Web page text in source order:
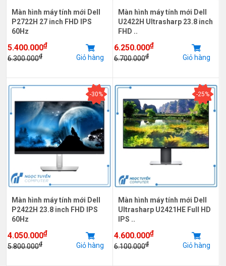
Màn hình máy tính mới Dell
P2722H 27 inch FHD IPS
60Hz
5.400.000₫
6.300.000₫ Giỏ hàng
Màn hình máy tính mới Dell
U2422H Ultrasharp 23.8 inch
FHD ..
6.250.000₫
6.700.000₫ Giỏ hàng
-30%
Màn hình máy tính mới Dell
P2422H 23.8 inch FHD IPS
60Hz
4.050.000₫
5.800.000₫ Giỏ hàng
-25%
Màn hình máy tính mới Dell
Ultrasharp U2421HE Full HD
IPS ..
4.600.000₫
6.100.000₫ Giỏ hàng